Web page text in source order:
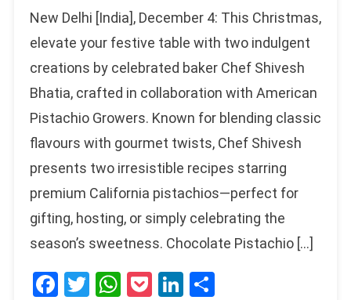
New Delhi [India], December 4: This Christmas,
elevate your festive table with two indulgent
creations by celebrated baker Chef Shivesh
Bhatia, crafted in collaboration with American
Pistachio Growers. Known for blending classic
flavours with gourmet twists, Chef Shivesh
presents two irresistible recipes starring
premium California pistachios—perfect for
gifting, hosting, or simply celebrating the
season’s sweetness. Chocolate Pistachio […]
Facebook
Twitter
WhatsApp
PocketLinkedIn
Share